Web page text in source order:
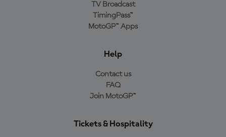
TV Broadcast
TimingPass™
MotoGP™ Apps
Help
Contact us
FAQ
Join MotoGP™
Tickets & Hospitality